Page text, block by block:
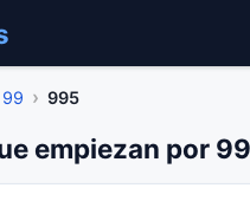
99 995
empiezan por